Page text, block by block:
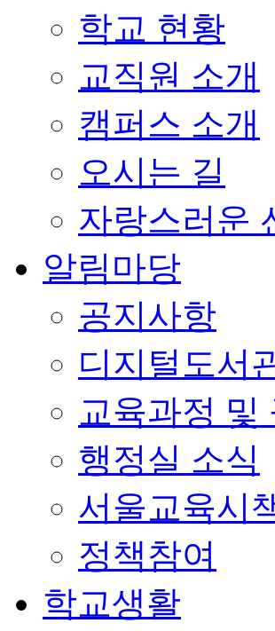
학교 현황
교직원 소개
캠퍼스 소개
오시는 길
자랑스러운
알림마당
공지사항
디지털도서
교육과정 및
행정실 소식
서울교육시
정책참여
학교생활